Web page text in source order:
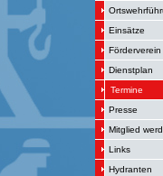
Einsätze
Förderverein
Dienstplan
Termine
Presse
Mitglied
Links
Hydranten